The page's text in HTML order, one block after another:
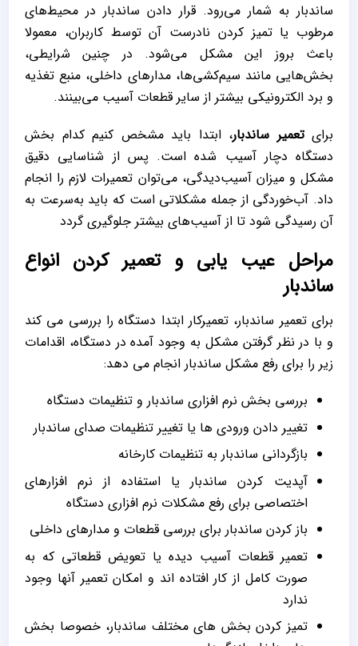
ساندبار به شمار می‌رود. قرار دادن ساندبار در محیط‌های
مرطوب یا تمیز کردن نادرست آن توسط کاربران، معمولا
باعث بروز این مشکل می‌شود. در چنین شرایطی،
بخش‌هایی مانند سیم‌کشی‌ها، مدارهای داخلی، منبع تغذیه
و برد الکترونیکی بیشتر از سایر قطعات آسیب می‌بینند.
برایتعمیر ساندبار، ابتدا باید مشخص کنیم کدام بخش
دستگاه دچار آسیب شده است. پس از شناسایی دقیق
مشکل و میزان آسیب‌دیدگی، می‌توان تعمیرات لازم را انجام
داد. آب‌خوردگی از جمله مشکلاتی است که باید به‌سرعت به
آن رسیدگی شود تا از آسیب‌های بیشتر جلوگیری گردد
مراحل عیب یابی و تعمیر کردن انواع
ساندبار
برای تعمیر ساندبار، تعمیرکار ابتدا دستگاه را بررسی می کند
و با در نظر گرفتن مشکل به وجود آمده در دستگاه، اقدامات
زیر را برای رفع مشکل ساندبار انجام می دهد:
بررسی بخش نرم افزاری ساندبار و تنظیمات دستگاه
تغییر دادن ورودی ها یا تغییر تنظیمات صدای ساندبار
بازگردانی ساندبار به تنظیمات کارخانه
آپدیت کردن ساندبار یا استفاده از نرم افزارهای
اختصاصی برای رفع مشکلات نرم افزاری دستگاه
باز کردن ساندبار برای بررسی قطعات و مدارهای داخلی
تعمیر قطعات آسیب دیده یا تعویض قطعاتی که به
صورت کامل از کار افتاده اند و امکان تعمیر آنها وجود
ندارد
تمیز کردن بخش های مختلف ساندبار، خصوصا بخش